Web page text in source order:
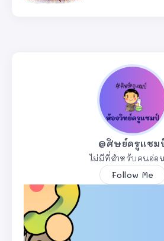
@ศิษย์ครูแชม
ไม่มีที่สำหรับคนอ่อ
Follow Me